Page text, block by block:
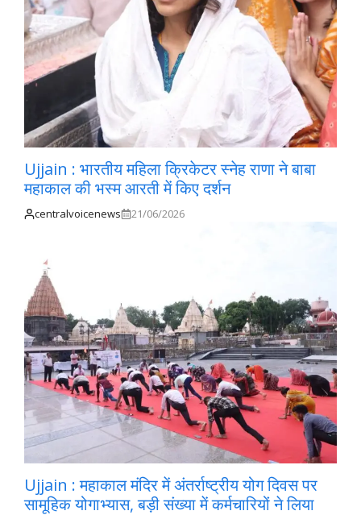
Ujjain : भारतीय महिला क्रिकेटर स्नेह राणा ने बाबा
महाकाल की भस्म आरती में किए दर्शन
centralvoicenews 21/06/2026
Ujjain : महाकाल मंदिर में अंतर्राष्ट्रीय योग दिवस पर
सामूहिक योगाभ्यास, बड़ी संख्या में कर्मचारियों ने लिया